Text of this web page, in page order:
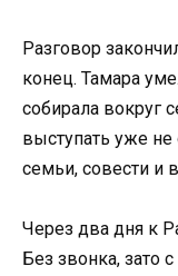
Разговор
конец. Тамара
собирала вокруг
выступать уже не
семьи, совести и
Через два дня к
Без звонка, зато